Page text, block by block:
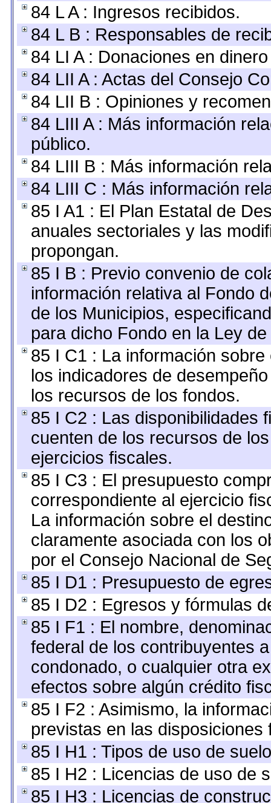
84 L A : Ingresos recibidos.
84 L B : Responsables de
84 LI A : Donaciones en
84 LII A : Actas del Consejo
84 LII B : Opiniones y
84 LIII A : Más información
público.
84 LIII B : Más información
84 LIII C : Más información
85 I A1 : El Plan Estatal de
anuales sectoriales y las
propongan.
85 I B : Previo convenio de
información relativa al Fondo
de los Municipios,
para dicho Fondo en la Ley
85 I C1 : La información
los indicadores de
los recursos de los fondos.
85 I C2 : Las disponibilidades
cuenten de los recursos de
ejercicios fiscales.
85 I C3 : El presupuesto
correspondiente al ejercicio
La información sobre el
claramente asociada con los
por el Consejo Nacional de
85 I D1 : Presupuesto de
85 I D2 : Egresos y fórmulas
85 I F1 : El nombre,
federal de los contribuyentes
condonado, o cualquier otra
efectos sobre algún crédito
85 I F2 : Asimismo, la
previstas en las disposiciones
85 I H1 : Tipos de uso de
85 I H2 : Licencias de uso de
85 I H3 : Licencias de